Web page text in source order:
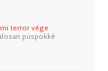
terror vége
püspökké